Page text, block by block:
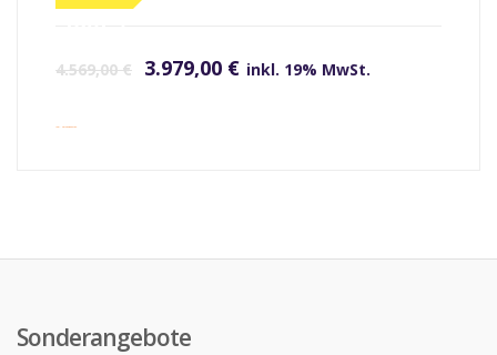
4.569,00€ 3.979,00 € inkl. 19% MwSt.
inkl. Versandkosten
Sonderangebote